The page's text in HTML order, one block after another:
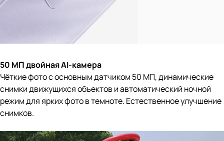
50 МП двойная AI-камера
Чёткие фото с основным датчиком 50 МП, динамические
снимки движущихся объектов и автоматический ночной
режим для ярких фото в темноте. Естественное улучшение
снимков.